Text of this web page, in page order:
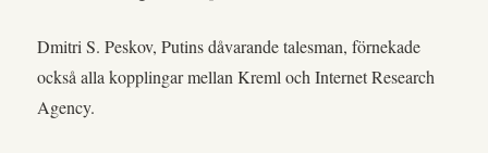
Dmitri S. Peskov, Putins dåvarande talesman, förnekade
också alla kopplingar mellan Kreml och Internet Research
Agency.